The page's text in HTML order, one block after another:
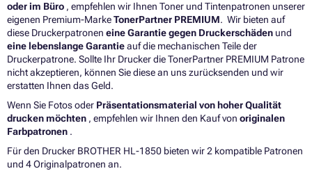
oder im Büro , empfehlen wir Ihnen Toner und Tintenpatronen unserer
eigenen Premium-MarkeTonerPartner PREMIUM. Wir bieten auf
diese Druckerpatronen eine Garantie gegen Druckerschäden und
eine lebenslange Garantieauf die mechanischen Teile der
Druckerpatrone. Sollte Ihr Drucker die TonerPartner PREMIUM Patrone
nicht akzeptieren, können Sie diese an uns zurücksenden und wir
erstatten Ihnen das Geld.
Wenn Sie Fotos oder Präsentationsmaterial von hoher Qualität
drucken möchten , empfehlen wir Ihnen den Kauf von originalen
Farbpatronen .
Für den Drucker BROTHER HL-1850 bieten wir 2 kompatible Patronen
und 4 Originalpatronen an.